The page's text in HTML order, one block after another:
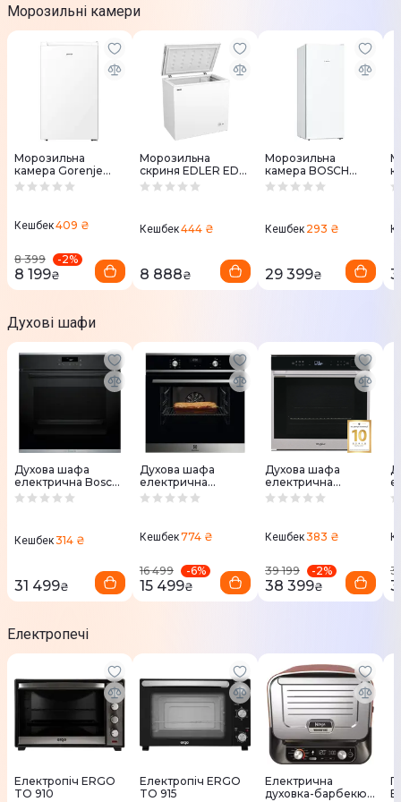
Морозильні камери
Морозильна
камера Gorenje
F39EPW4
Кешбек409 ₴
8 399 -2%
8 199₴
Морозильна
скриня EDLER ED-
200A
Кешбек444 ₴
8 888₴
Морозильна
камера BOSCH
GSV24VWE0N
Кешбек 293 ₴
29 399₴
Духові шафи
Духова шафа
електрична Bosch
HBG272EB3
Кешбек314 ₴
31 499₴
Духова шафа
електрична
Electrolux
Кешбек774 ₴
16 499 -6%
15 499₴
Духова шафа
електрична
Whirlpool
Кешбек383 ₴
39 199 -2%
38 399₴
Електропечі
Електропіч ERGO
TO 910
Електропіч ERGO
TO 915
Електрична
духовка-барбекю